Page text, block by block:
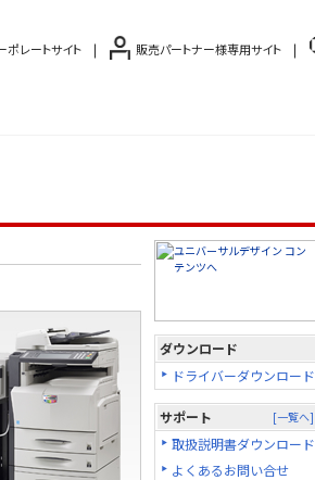
ポレートサイト 販売パートナー様専用サイト
ダウンロード
ドライバーダウンロード
サポート [一覧へ]
取扱説明書ダウンロード
よくあるお問い合せ